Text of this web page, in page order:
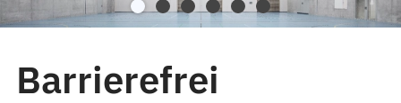
Barrierefrei